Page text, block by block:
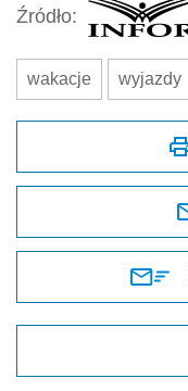
Źródło:
wakacje wyjazdy